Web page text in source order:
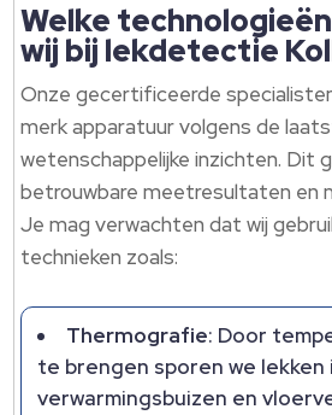
Welke
wij bij lekdetectie
Onze gecertificeerde
merk apparatuur volgens de
wetenschappelijke inzichten. Dit
betrouwbare meetresultaten en
Je mag verwachten dat wij
technieken zoals:
Thermografie: Door
te brengen sporen we lekken
verwarmingsbuizen en